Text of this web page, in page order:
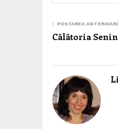
POSTAREA
Călătoria